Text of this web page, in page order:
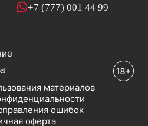
+7 (777) 001 44 99
новостей
оферта
ошибок
материалов